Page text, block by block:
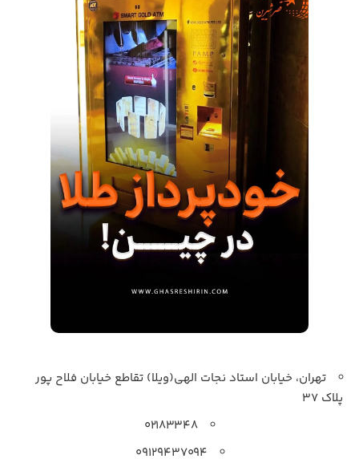
تهران، خیابان استاد نجات الهی(ویلا) تقاطع خیابان فلاح پور
پلاک 37
۰۲۱۸۳۳۴۸
۰۹۱۲۹۴۳۷۰۹۴